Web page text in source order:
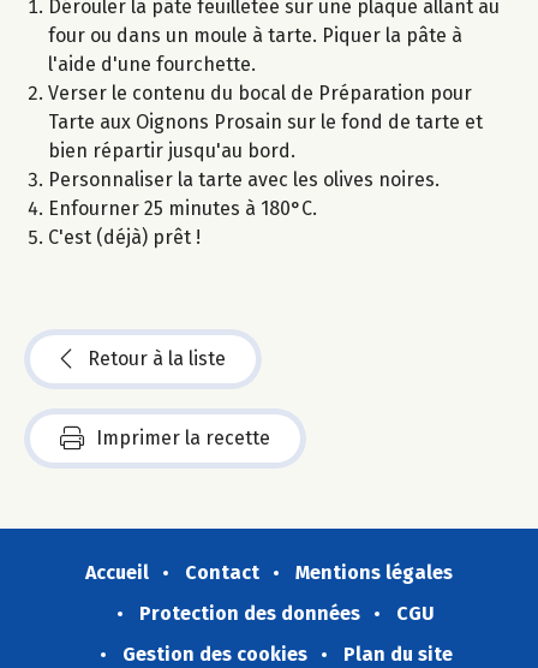
Dérouler la pâte feuilletée sur une plaque allant au
four ou dans un moule à tarte. Piquer la pâte à
l'aide d'une fourchette.
Verser le contenu du bocal de Préparation pour
Tarte aux Oignons Prosain sur le fond de tarte et
bien répartir jusqu'au bord.
Personnaliser la tarte avec les olives noires.
Enfourner 25 minutes à 180°C.
C'est (déjà) prêt !
Retour à la liste
Imprimer la recette
Accueil Contact
Mentions légales
Protection des données
CGU
Gestion des cookies
Plan du site